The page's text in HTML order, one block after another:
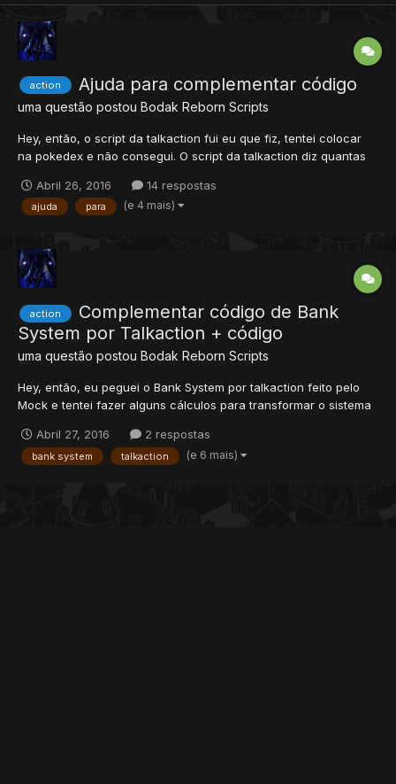
action Ajuda para complementar código
uma questão postou Bodak Reborn Scripts
Hey, então, o script da talkaction fui eu que fiz, tentei colocar
na pokedex e não consegui. O script da talkaction diz quantas
também funciona assim, mas caso algum jogador use a dex no
seu pokémon, irá mostrar o boost do pokémon del...
Abril 26, 2016 14 respostas
ajuda para (e 4 mais)
action
Complementar código de Bank
System por Talkaction + código
uma questão postou Bodak Reborn Scripts
Hey, então, eu peguei o Bank System por talkaction feito pelo
Mock e tentei fazer alguns cálculos para transformar o sistema
/bank d 100000 o ideal seria eu falar /bank d 1000 o problema
está no comando all, que deposita/...
Abril 27, 2016 2 respostas
bank system talkaction (e 6 mais)